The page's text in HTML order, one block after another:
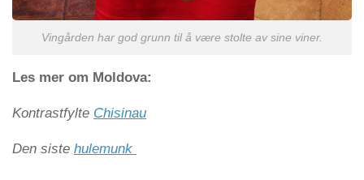
Vingården har god grunn til å være stolte av sine viner.
Les mer om Moldova:
Kontrastfylte Chisinau
Den siste hulemunk